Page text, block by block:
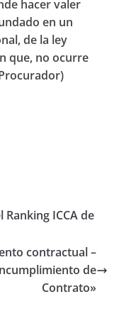
hacer valer
en un
de la ley
que, no ocurre
ICCA de
contractual –
de
Contrato»